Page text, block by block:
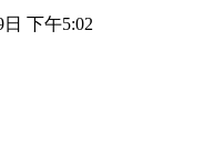
日 下午5:02